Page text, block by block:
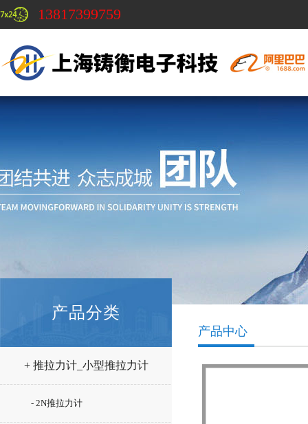
13817399759
产品分类
+ 推拉力计_小型推拉力计
- 2N推拉力计
产品中心